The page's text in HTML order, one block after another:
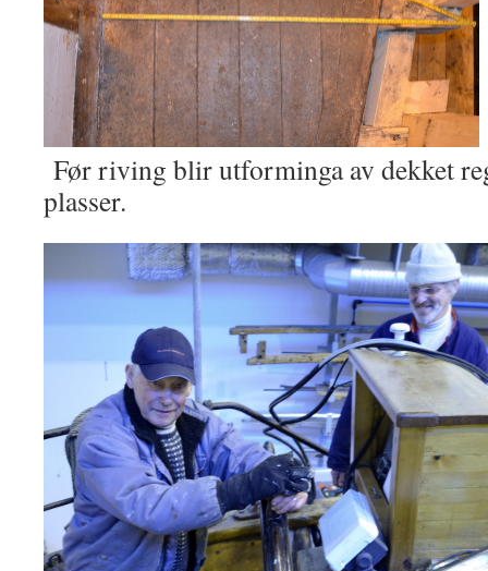
Før riving blir utforminga av dekket
plasser.